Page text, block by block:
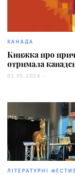
КАНАДА
Книжка про
отримала
01.05.2026 -
ЛІТЕРАТУРНІ